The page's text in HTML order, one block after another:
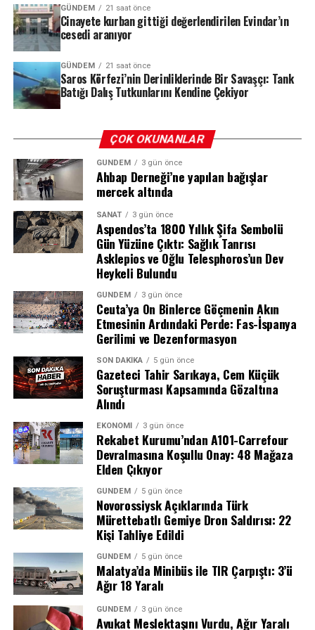
takımını 10 kişi bıraktı. Dezavantajlı duruma düşen
Beşiktaş, pes etmedi ve mücadelesini sürdürdü.
Semih Kılıçsoy’dan Altın Değerinde Gol
Maçın kırılma anı 80. dakikada geldi. Olaitan’ın pasıyla
ceza sahası sağ kanadında topla buluşan Ndidi’nin
ortasında savunmadan seken meşin yuvarlağı Semih
Kılıçsoy kafayla boş ağlara gönderdi. 76. dakikada oyuna
giren genç yıldız, takımına galibiyeti getiren isim oldu.
Beşiktaş bu sonuçla birlikte bu sezon oynadığı üçüncü
resmi maçından da galibiyetle ayrılmayı başardı ve
kalesini gole kapattı.
Salah, üzerindeki 10 numaralı bordo-mavili forma ile
taraftarın sevgi gösterilerine yanıt verirken, birlikte 3’lü
çektirerek anı ölümsüzleştirdi. Kulüp Başkanı Ertuğrul
Doğan ile birlikte taraftarın karşısına çıkan Mısırlı
yıldız, 2 yıllık sözleşmeye imza attı.
GÜNDEM 21 saat önce
Cinayete kurban gittiği değerlendirilen Evindar’ın
cesedi aranıyor
GÜNDEM 21 saat önce
Saros Körfezi’nin Derinliklerinde Bir Savaşçı: Tank
Batığı Dalış Tutkunlarını Kendine Çekiyor
ÇOK OKUNANLAR
GÜNDEM 3 gün önce
Ahbap Derneği’ne yapılan bağışlar
mercek altında
SANAT 3 gün önce
Aspendos’ta 1800 Yıllık Şifa Sembolü
Gün Yüzüne Çıktı: Sağlık Tanrısı
Asklepios ve Oğlu Telesphoros’un Dev
Heykeli Bulundu
GÜNDEM 3 gün önce
Ceuta’ya On Binlerce Göçmenin Akın
Etmesinin Ardındaki Perde: Fas-İspanya
Gerilimi ve Dezenformasyon
SON DAKIKA 5 gün önce
Gazeteci Tahir Sarıkaya, Cem Küçük
Soruşturması Kapsamında Gözaltına
Alındı
EKONOMI 3 gün önce
Rekabet Kurumu’ndan A101-Carrefour
Devralmasına Koşullu Onay: 48 Mağaza
Elden Çıkıyor
GÜNDEM 5 gün önce
Novorossiysk Açıklarında Türk
Mürettebatlı Gemiye Dron Saldırısı: 22
Kişi Tahliye Edildi
GÜNDEM 5 gün önce
Malatya’da Minibüs ile TIR Çarpıştı: 3’ü
Ağır 18 Yaralı
GÜNDEM 3 gün önce
Avukat Meslektaşını Vurdu, Ağır Yaralı